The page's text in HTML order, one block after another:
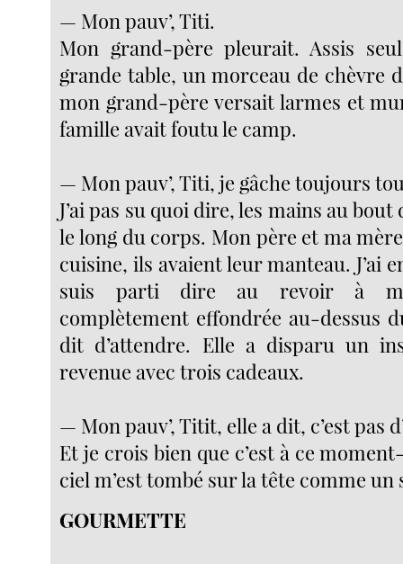
— Mon pauv’, Titi.
Mon grand-père pleurait. Assis
grande table, un morceau de chèvre
mon grand-père versait larmes et
famille avait foutu le camp.
— Mon pauv’, Titi, je gâche toujours
J’ai pas su quoi dire, les mains au bout
le long du corps. Mon père et ma
cuisine, ils avaient leur manteau. J’ai
suis parti dire au revoir à
complètement effondrée au-dessus
dit d’attendre. Elle a disparu un
revenue avec trois cadeaux.
— Mon pauv’, Titit, elle a dit, c’est pas
Et je crois bien que c’est à ce
ciel m’est tombé sur la tête comme un
GOURMETTE